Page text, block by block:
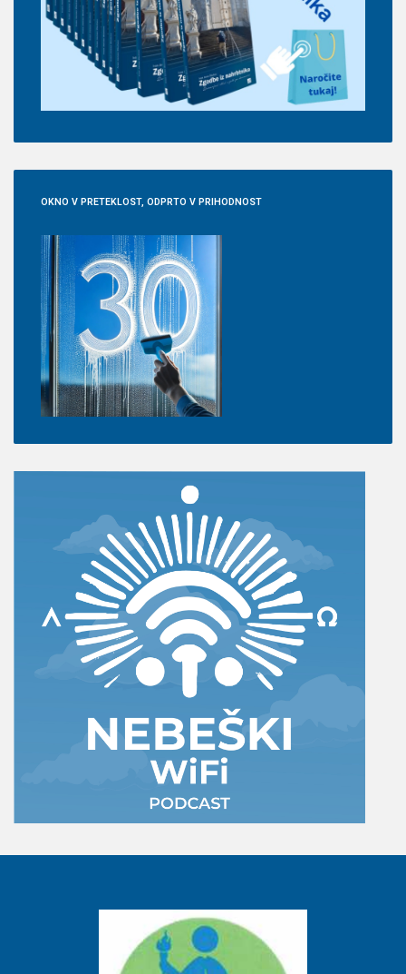
OKNO V PRETEKLOST, ODPRTO V PRIHODNOST